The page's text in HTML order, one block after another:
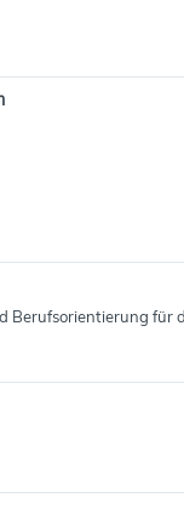
Berufsorientierung für